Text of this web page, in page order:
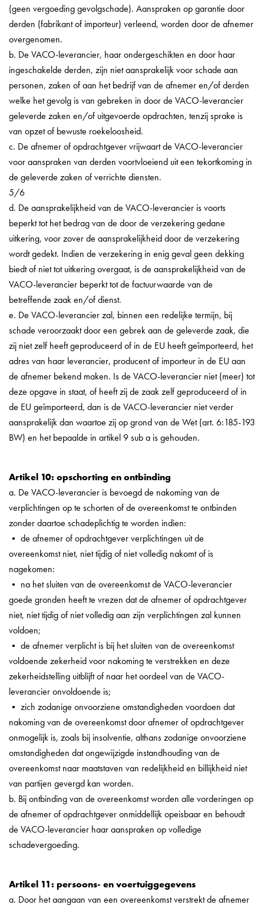
(geen vergoeding gevolgschade). Aanspraken op garantie door
derden (fabrikant of importeur) verleend, worden door de afnemer
overgenomen.
b. De VACO-leverancier, haar ondergeschikten en door haar
ingeschakelde derden, zijn niet aansprakelijk voor schade aan
personen, zaken of aan het bedrijf van de afnemer en/of derden
welke het gevolg is van gebreken in door de VACO-leverancier
geleverde zaken en/of uitgevoerde opdrachten, tenzij sprake is
van opzet of bewuste roekeloosheid.
c. De afnemer of opdrachtgever vrijwaart de VACO-leverancier
voor aanspraken van derden voortvloeiend uit een tekortkoming in
de geleverde zaken of verrichte diensten.
5/6
d. De aansprakelijkheid van de VACO-leverancier is voorts
beperkt tot het bedrag van de door de verzekering gedane
uitkering, voor zover de aansprakelijkheid door de verzekering
wordt gedekt. Indien de verzekering in enig geval geen dekking
biedt of niet tot uitkering overgaat, is de aansprakelijkheid van de
VACO-leverancier beperkt tot de factuurwaarde van de
betreffende zaak en/of dienst.
e. De VACO-leverancier zal, binnen een redelijke termijn, bij
schade veroorzaakt door een gebrek aan de geleverde zaak, die
zij niet zelf heeft geproduceerd of in de EU heeft geïmporteerd, het
adres van haar leverancier, producent of importeur in de EU aan
de afnemer bekend maken. Is de VACO-leverancier niet (meer) tot
deze opgave in staat, of heeft zij de zaak zelf geproduceerd of in
de EU geïmporteerd, dan is de VACO-leverancier niet verder
aansprakelijk dan waartoe zij op grond van de Wet (art. 6:185-193
BW) en het bepaalde in artikel 9 sub a is gehouden.
Artikel 10: opschorting en ontbinding
a. De VACO-leverancier is bevoegd de nakoming van de
verplichtingen op te schorten of de overeenkomst te ontbinden
zonder daartoe schadeplichtig te worden indien:
• de afnemer of opdrachtgever verplichtingen uit de
overeenkomst niet, niet tijdig of niet volledig nakomt of is
nagekomen:
• na het sluiten van de overeenkomst de VACO-leverancier
goede gronden heeft te vrezen dat de afnemer of opdrachtgever
niet, niet tijdig of niet volledig aan zijn verplichtingen zal kunnen
voldoen;
• de afnemer verplicht is bij het sluiten van de overeenkomst
voldoende zekerheid voor nakoming te verstrekken en deze
zekerheidstelling uitblijft of naar het oordeel van de VACO-
leverancier onvoldoende is;
• zich zodanige onvoorziene omstandigheden voordoen dat
nakoming van de overeenkomst door afnemer of opdrachtgever
onmogelijk is, zoals bij insolventie, althans zodanige onvoorziene
omstandigheden dat ongewijzigde instandhouding van de
overeenkomst naar maatstaven van redelijkheid en billijkheid niet
van partijen gevergd kan worden.
b. Bij ontbinding van de overeenkomst worden alle vorderingen op
de afnemer of opdrachtgever onmiddellijk opeisbaar en behoudt
de VACO-leverancier haar aanspraken op volledige
schadevergoeding.
Artikel 11: persoons- en voertuiggegevens
a. Door het aangaan van een overeenkomst verstrekt de afnemer